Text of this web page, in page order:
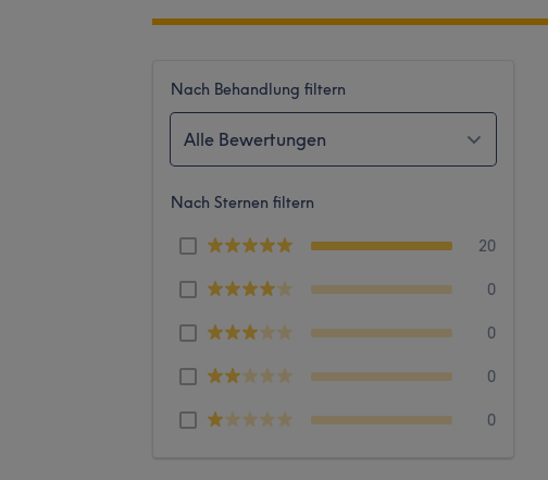
Nach Behandlung filtern
Alle Bewertungen
Nach Sternen filtern
20
0
0
0
0